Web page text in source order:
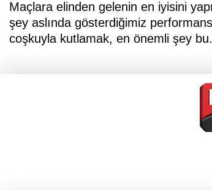
Maçlara elinden gelenin en iyisini
şey aslında gösterdiğimiz
coşkuyla kutlamak, en önemli şey